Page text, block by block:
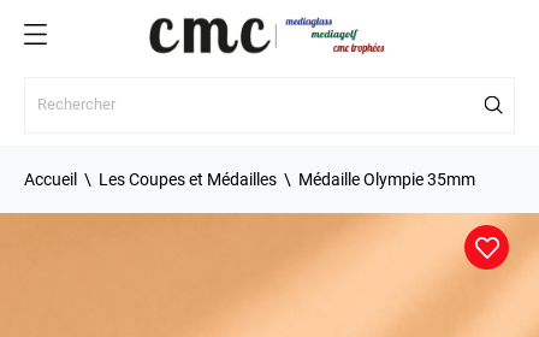
Accueil Les Coupes et Médailles Médaille Olympie 35mm